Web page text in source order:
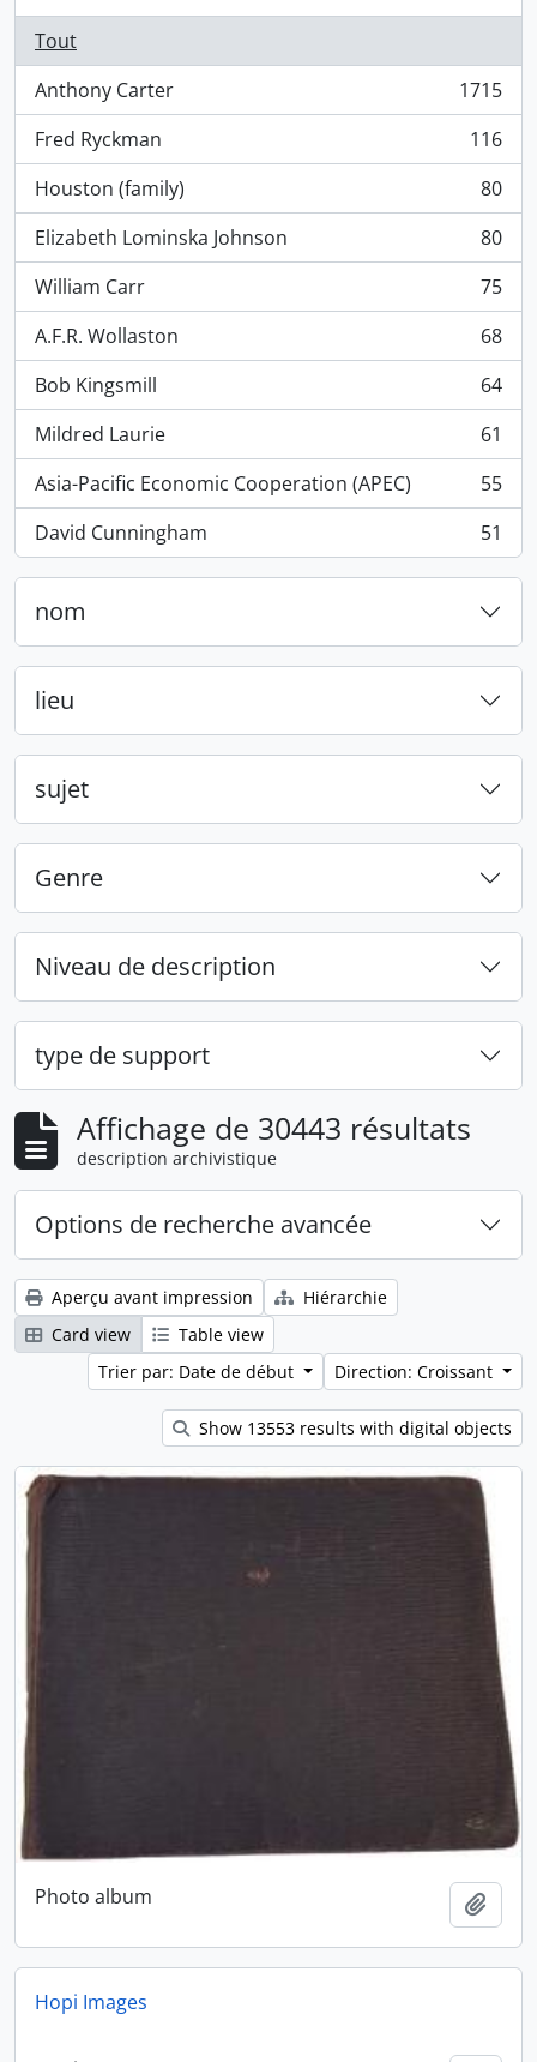
Tout
Anthony Carter
, 1715 résultats
1715
Fred Ryckman
, 116 résultats
116
Houston (family)
, 80 résultats
80
Elizabeth Lominska Johnson
, 80 résultats
80
William Carr
, 75 résultats
75
A.F.R. Wollaston
, 68 résultats
68
Bob Kingsmill
, 64 résultats
64
Mildred Laurie
, 61 résultats
61
Asia-Pacific Economic Cooperation (APEC)
, 55 résultats
55
David Cunningham
, 51 résultats 51
nom
lieu
sujet
Genre
Niveau de description
type de support
Affichage de 30443 résultats
description archivistique
Options de recherche avancée
Aperçu avant impression
Hiérarchie
Card view
Table view
Trier par: Date de début
Direction: Croissant
Show 13553 results with digital objects
Photo album
Hopi Images